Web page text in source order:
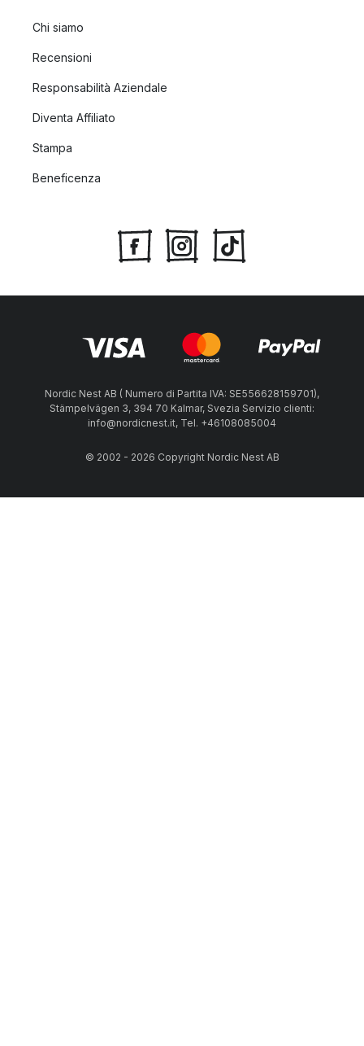
Chi siamo
Recensioni
Responsabilità Aziendale
Diventa Affiliato
Stampa
Beneficenza
Nordic Nest AB ( Numero di Partita IVA: SE556628159701),
Stämpelvägen 3, 394 70 Kalmar, Svezia Servizio clienti:
info@nordicnest.it, Tel. +46108085004
© 2002 - 2026 Copyright Nordic Nest AB